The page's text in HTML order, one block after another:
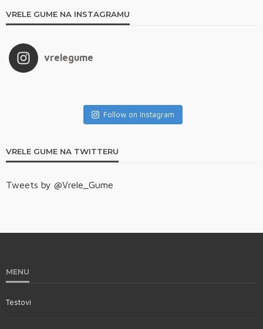
VRELE GUME NA INSTAGRAMU
vrelegume
Follow on Instagram
VRELE GUME NA TWITTERU
Tweets by @Vrele_Gume
MENU
Testovi